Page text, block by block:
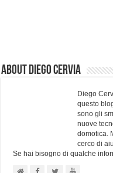
About Diego Cervia
Diego
questo
sono gli
nuove
domotica.
cerco di
Se hai bisogno di qualche